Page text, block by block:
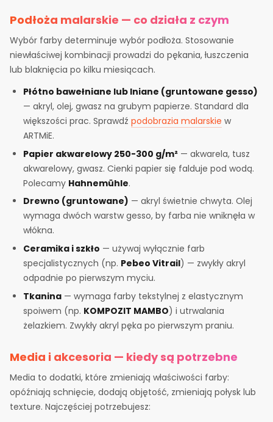
Podłoża malarskie — co działa z czym
Wybór farby determinuje wybór podłoża. Stosowanie
niewłaściwej kombinacji prowadzi do pękania, łuszczenia
lub blaknięcia po kilku miesiącach.
Płótno bawełniane lub lniane (gruntowane gesso)
— akryl, olej, gwasz na grubym papierze. Standard dla
większości prac. Sprawdźpodobrazia malarskie w
ARTMiE.
Papier akwarelowy 250-300 g/m² — akwarela, tusz
akwarelowy, gwasz. Cienki papier się falduje pod wodą.
Polecamy Hahnemühle.
Drewno (gruntowane) — akryl świetnie chwyta. Olej
wymaga dwóch warstw gesso, by farba nie wniknęła w
włókna.
Ceramika i szkło — używaj wyłącznie farb
specjalistycznych (np. Pebeo Vitrail) — zwykły akryl
odpadnie po pierwszym myciu.
Tkanina — wymaga farby tekstylnej z elastycznym
spoiwem (np. KOMPOZIT MAMBO) i utrwalania
żelazkiem. Zwykły akryl pęka po pierwszym praniu.
Media i akcesoria — kiedy są potrzebne
Media to dodatki, które zmieniają właściwości farby:
opóźniają schnięcie, dodają objętość, zmieniają połysk lub
texture. Najczęściej potrzebujesz: